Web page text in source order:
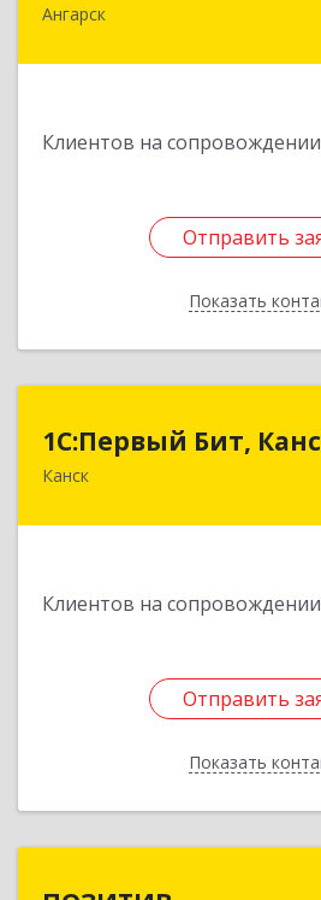
Ангарск
Клиентов на сопровождении
Отправить
Показать
665826, Иркутская обл,
Отправить
Назад
1С:Первый Бит,
Канск
Клиентов на сопровождении
Отправить
Показать
Отправить
Назад